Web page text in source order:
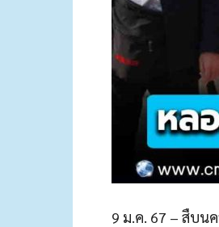
9 ม.ค. 67 – สืบน